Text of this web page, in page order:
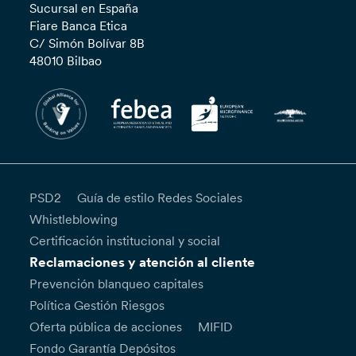
Sucursal en España
Fiare Banca Etica
C/ Simón Bolívar 8B
48010 Bilbao
PSD2
Guía de estilo Redes Sociales
Whistleblowing
Certificación institucional y social
Reclamaciones y atención al cliente
Prevención blanqueo capitales
Política Gestión Riesgos
Oferta pública de acciones
MIFID
Fondo Garantía Depósitos